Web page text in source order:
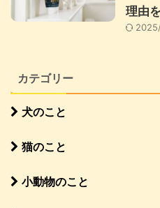
理由
カテゴリー
犬のこと
猫のこと
小動物のこと